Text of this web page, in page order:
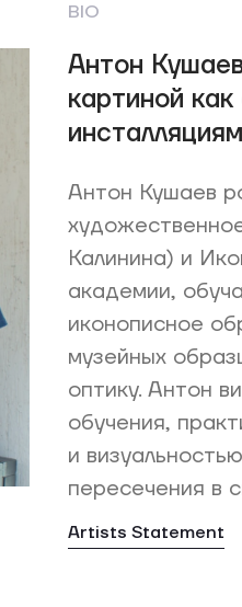
BIO
Антон
картиной
Антон Кушаев
Калинина) и
академии,
иконописное
музейных
оптику. Антон
обучения,
и
пересечения в
Artists Statement